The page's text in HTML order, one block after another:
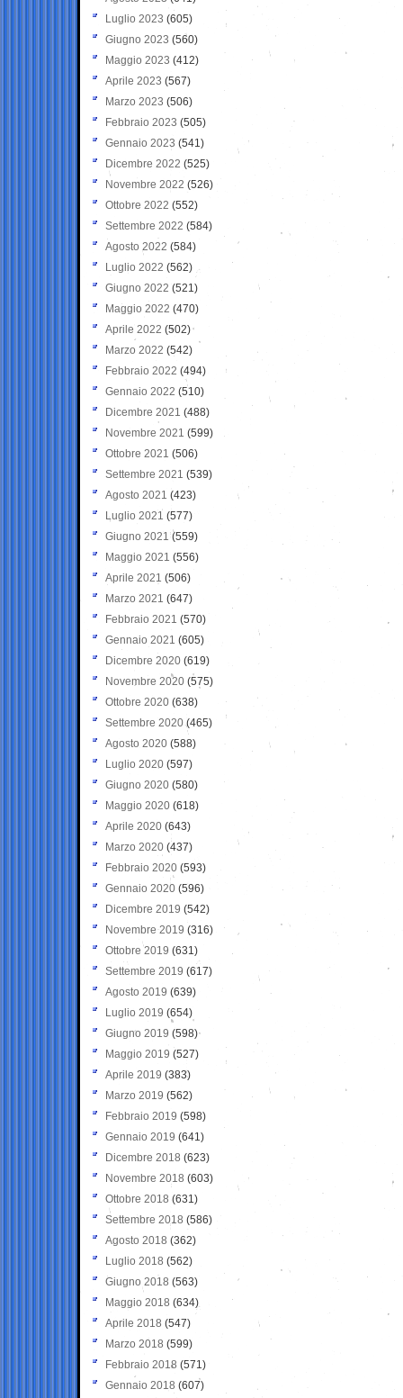
Luglio 2023 (605)
Giugno 2023 (560)
Maggio 2023 (412)
Aprile 2023 (567)
Marzo 2023 (506)
Febbraio 2023 (505)
Gennaio 2023 (541)
Dicembre 2022 (525)
Novembre 2022 (526)
Ottobre 2022 (552)
Settembre 2022 (584)
Agosto 2022 (584)
Luglio 2022 (562)
Giugno 2022 (521)
Maggio 2022 (470)
Aprile 2022 (502)
Marzo 2022 (542)
Febbraio 2022 (494)
Gennaio 2022 (510)
Dicembre 2021 (488)
Novembre 2021 (599)
Ottobre 2021 (506)
Settembre 2021 (539)
Agosto 2021 (423)
Luglio 2021 (577)
Giugno 2021(559)
Maggio 2021 (556)
Aprile 2021 (506)
Marzo 2021 (647)
Febbraio 2021 (570)
Gennaio 2021 (605)
Dicembre 2020 (619)
Novembre 2020 (575)
Ottobre 2020 (638)
Settembre 2020(465)
Agosto 2020 (588)
Luglio 2020 (597)
Giugno 2020 (580)
Maggio 2020 (618)
Aprile 2020 (643)
Marzo 2020 (437)
Febbraio 2020 (593)
Gennaio 2020 (596)
Dicembre 2019 (542)
Novembre 2019 (316)
Ottobre 2019 (631)
Settembre 2019 (617)
Agosto 2019 (639)
Luglio 2019 (654)
Giugno 2019 (598)
Maggio 2019 (527)
Aprile 2019 (383)
Marzo 2019 (562)
Febbraio 2019 (598)
Gennaio 2019 (641)
Dicembre 2018 (623)
Novembre 2018 (603)
Ottobre 2018 (631)
Settembre 2018 (586)
Agosto 2018 (362)
Luglio 2018 (562)
Giugno 2018 (563)
Maggio 2018 (634)
Aprile 2018 (547)
Marzo 2018 (599)
Febbraio 2018 (571)
Gennaio 2018 (607)